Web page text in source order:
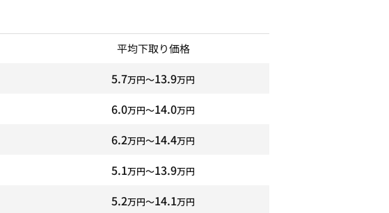
平均下取り価格
5.7万円〜13.9万円
6.0万円〜14.0万円
6.2万円〜14.4万円
5.1万円〜13.9万円
5.2万円〜14.1万円